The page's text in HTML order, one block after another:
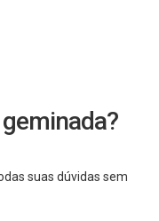
suas dúvidas sem